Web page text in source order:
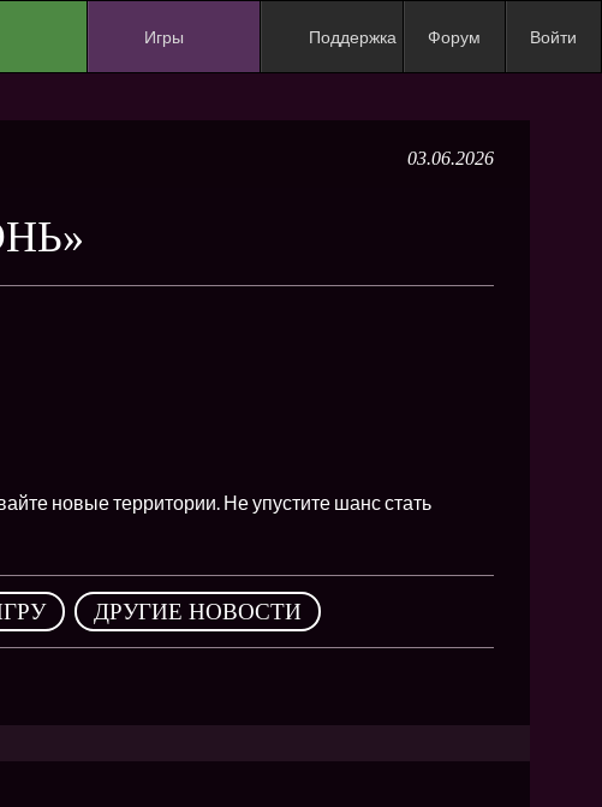
Игры
NEW
NEW
NEW
Поддержка Форум Войти
03.06.2026
новые территории. Не упустите шанс стать
, ДРУГИЕ НОВОСТИ